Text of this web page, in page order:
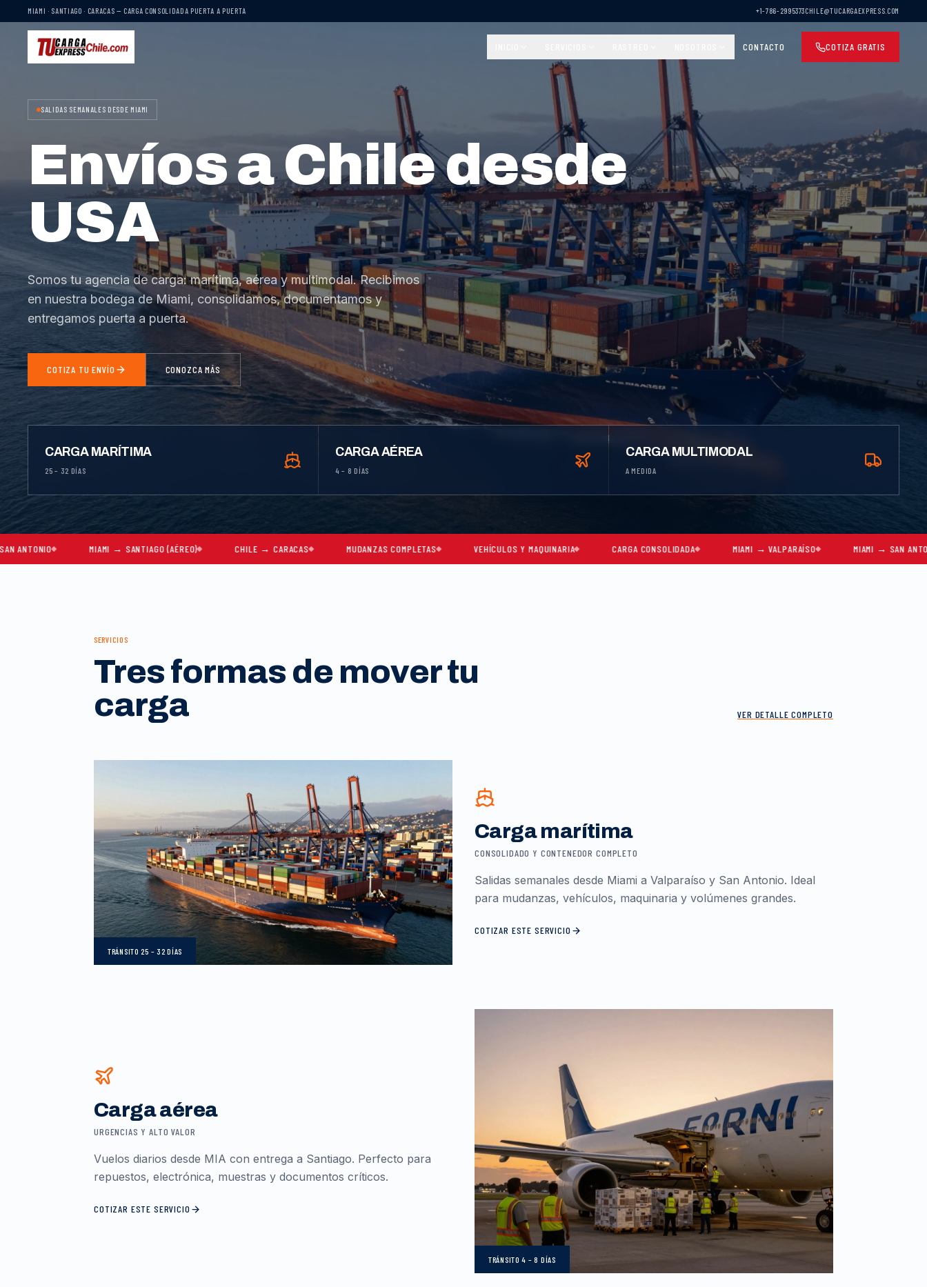
MIAMI · SANTIAGO · CARACAS — CARGA CONSOLIDADA PUERTA A PUERTA +1-786-2995373CHILE@TUCARGAEXPRESS.COM
CONTACTO COTIZA GRATIS
SALIDAS SEMANALES DESDE MIAMI
Envíos a Chile desde
USA
Somos tu agencia de carga: marítima, aérea y multimodal. Recibimos
en nuestra bodega de Miami, consolidamos, documentamos y
entregamos puerta a puerta.
COTIZA TU ENVÍO CONOZCA MÁS
CARGA MARÍTIMA
25 – 32 DÍAS
CARGA AÉREA
4 – 8 DÍAS
CARGA MULTIMODAL
A MEDIDA
MIAMI → SANTIAGO (AÉREO) CHILE → CARACAS MUDANZAS COMPLETAS VEHÍCULOS Y MAQUINARIA CARGA CONSOLIDADA MIAMI → VALPARAÍSO MIAMI → SAN ANTONIO
SERVICIOS
Tres formas de mover tu
carga
VER DETALLE COMPLETO
TRÁNSITO 25 – 32 DÍAS
Carga marítima
CONSOLIDADO Y CONTENEDOR COMPLETO
Salidas semanales desde Miami a Valparaíso y San Antonio. Ideal
para mudanzas, vehículos, maquinaria y volúmenes grandes.
COTIZAR ESTE SERVICIO
TRÁNSITO4 – 8 DÍAS
Carga aérea
URGENCIAS Y ALTO VALOR
Vuelos diarios desde MIA con entrega a Santiago. Perfecto para
repuestos, electrónica, muestras y documentos críticos.
COTIZAR ESTE SERVICIO